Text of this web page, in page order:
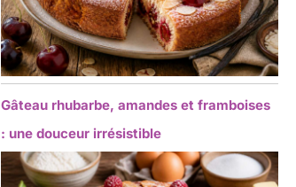
Gâteau rhubarbe, amandes et framboises
: une douceur irrésistible